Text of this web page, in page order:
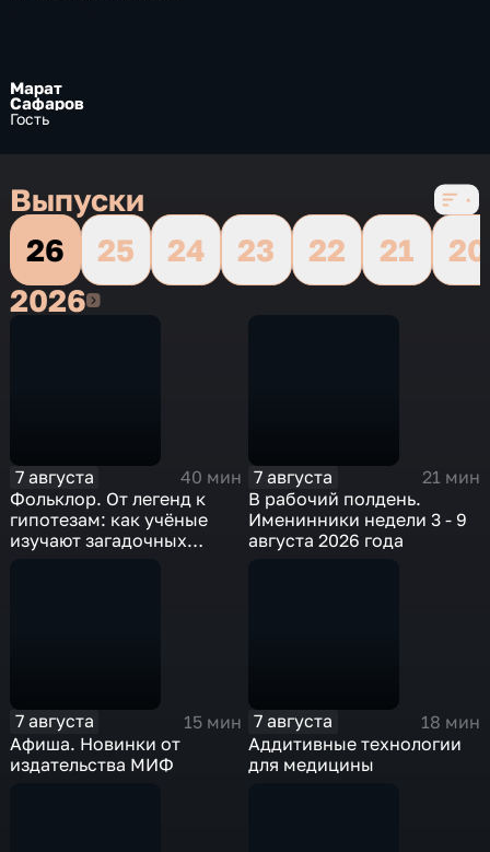
Марат
Сафаров
Гость
Выпуски
26
25 24 23 22 21
20
20262026
7 августа
40 мин
Фольклор. От легенд к
гипотезам: как учёные
изучают загадочных
7 августа
21 мин
В рабочий полдень.
Именинники недели 3 - 9
августа 2026 года
7 августа
15 мин
Афиша. Новинки от
издательства МИФ
7 августа
18 мин
Аддитивные технологии
для медицины